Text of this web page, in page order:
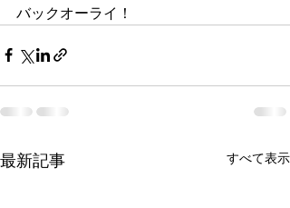
バックオーライ！
最新記事 すべて表示